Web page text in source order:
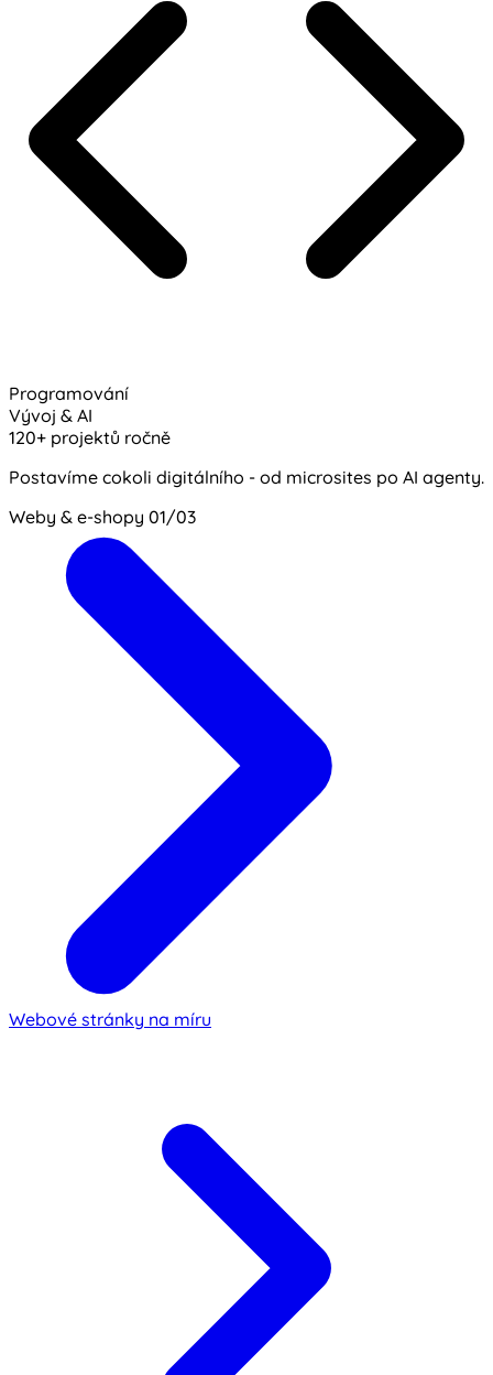
Programování
Vývoj & AI
120+ projektů ročně
Postavíme cokoli digitálního - od microsites po AI agenty.
Weby & e-shopy 01/03
Webové stránky na míru